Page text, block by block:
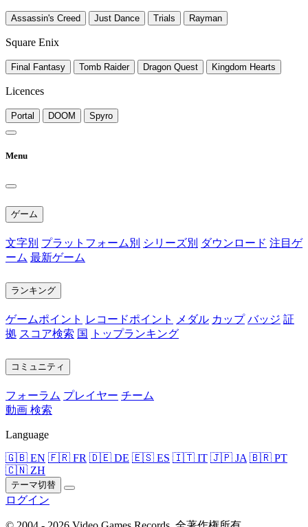
Assassin's Creed Just Dance Trials Rayman
Square Enix
Final Fantasy Tomb Raider Dragon Quest Kingdom Hearts
Licences
Portal DOOM Spyro
Menu
ゲーム
文字別 プラットフォーム別 シリーズ別 ダウンロード 注目ゲ
ーム 最新ゲーム
ランキング
ゲームポイント レコードポイント メダル カップ バッジ 証
拠 スコア検索 国 トップランキング
コミュニティ
フォーラム プレイヤー チーム
動画 検索
Language
🇬🇧 EN 🇫🇷 FR 🇩🇪 DE 🇪🇸 ES 🇮🇹 IT 🇯🇵 JA 🇧🇷 PT
🇨🇳 ZH
テーマ切替
ログイン